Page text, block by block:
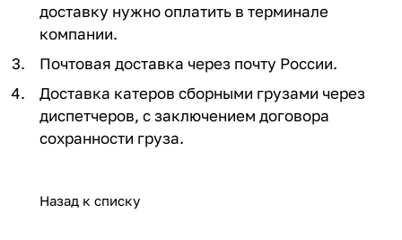
доставку нужно оплатить в терминале
компании.
Почтовая доставка через почту России.
Доставка катеров сборными грузами через
диспетчеров, с заключением договора
сохранности груза.
Назад к списку